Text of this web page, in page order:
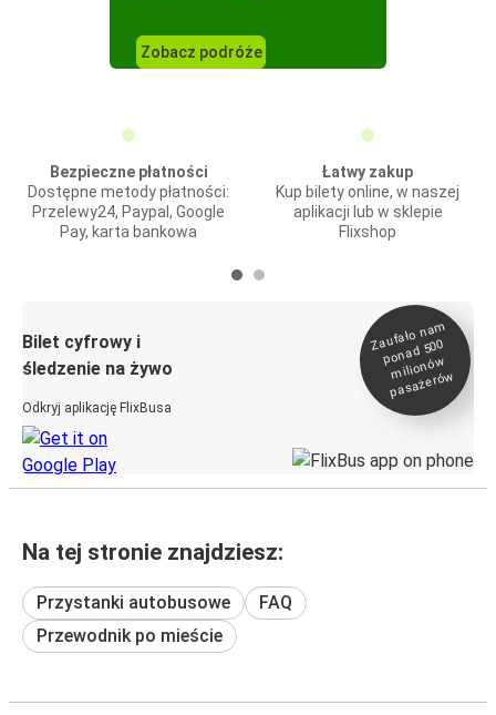
Zobacz podróże
Bezpieczne płatności
Dostępne metody płatności:
Przelewy24, Paypal, Google
Pay, karta bankowa
Łatwy zakup
Kup bilety online, w naszej
aplikacji lub w sklepie
Flixshop
Bilet cyfrowy i
śledzenie na żywo
Odkryj aplikację FlixBusa
Zaufało na
m
ponad 500
milionó
w
pasażeró
w
Na tej stronie znajdziesz:
Przystanki autobusowe
FAQ
Przewodnik po mieście